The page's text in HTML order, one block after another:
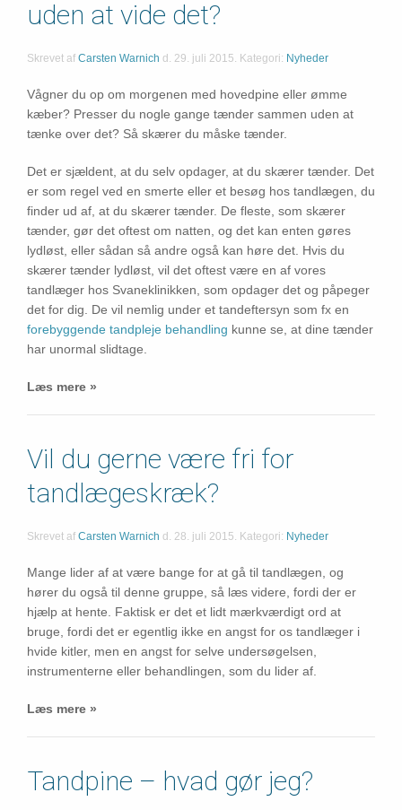
uden at vide det?
Skrevet af Carsten Warnich d. 29. juli 2015 . Kategori: Nyheder
Vågner du op om morgenen med hovedpine eller ømme
kæber? Presser du nogle gange tænder sammen uden at
tænke over det? Så skærer du måske tænder.
Det er sjældent, at du selv opdager, at du skærer tænder. Det
er som regel ved en smerte eller et besøg hos tandlægen, du
finder ud af, at du skærer tænder. De fleste, som skærer
tænder, gør det oftest om natten, og det kan enten gøres
lydløst, eller sådan så andre også kan høre det. Hvis du
skærer tænder lydløst, vil det oftest være en af vores
tandlæger hos Svaneklinikken, som opdager det og påpeger
det for dig. De vil nemlig under et tandeftersyn som fx en
forebyggende tandpleje behandling kunne se, at dine tænder
har unormal slidtage.
Læs mere »
Vil du gerne være fri for
tandlægeskræk?
Skrevet af Carsten Warnich d. 28. juli 2015 . Kategori: Nyheder
Mange lider af at være bange for at gå til tandlægen, og
hører du også til denne gruppe, så læs videre, fordi der er
hjælp at hente. Faktisk er det et lidt mærkværdigt ord at
bruge, fordi det er egentlig ikke en angst for os tandlæger i
hvide kitler, men en angst for selve undersøgelsen,
instrumenterne eller behandlingen, som du lider af.
Læs mere »
Tandpine – hvad gør jeg?